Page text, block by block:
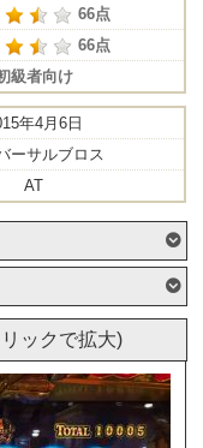
66点
66点
級者向け
年4月6日
ーサルブロス
AT
ックで拡大)